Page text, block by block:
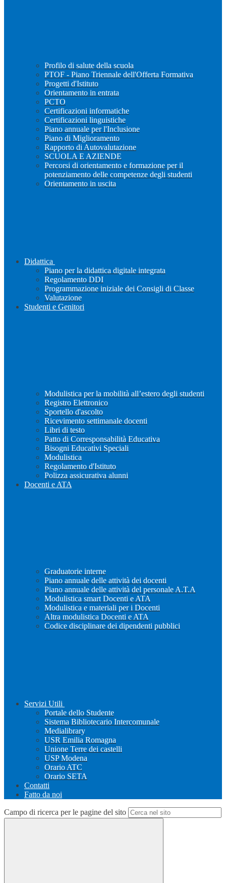
Profilo di salute della scuola
PTOF - Piano Triennale dell'Offerta Formativa
Progetti d'Istituto
Orientamento in entrata
PCTO
Certificazioni informatiche
Certificazioni linguistiche
Piano annuale per l'Inclusione
Piano di Miglioramento
Rapporto di Autovalutazione
SCUOLA E AZIENDE
Percorsi di orientamento e formazione per il
potenziamento delle competenze degli studenti
Orientamento in uscita
Didattica
Piano per la didattica digitale integrata
Regolamento DDI
Programmazione iniziale dei Consigli di Classe
Valutazione
Studenti e Genitori
Modulistica per la mobilità all’estero degli studenti
Registro Elettronico
Sportello d'ascolto
Ricevimento settimanale docenti
Libri di testo
Patto di Corresponsabilità Educativa
Bisogni Educativi Speciali
Modulistica
Regolamento d'Istituto
Polizza assicurativa alunni
Docenti e ATA
Graduatorie interne
Piano annuale delle attività dei docenti
Piano annuale delle attività del personale A.T.A
Modulistica smart Docenti e ATA
Modulistica e materiali per i Docenti
Altra modulistica Docenti e ATA
Codice disciplinare dei dipendenti pubblici
Servizi Utili
Portale dello Studente
Sistema Bibliotecario Intercomunale
Medialibrary
USR Emilia Romagna
Unione Terre dei castelli
USP Modena
Orario ATC
Orario SETA
Contatti
Fatto da noi
Campo di ricerca per le pagine del sito